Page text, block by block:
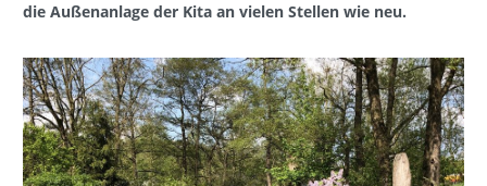
die Außenanlage der Kita an vielen Stellen wie neu.